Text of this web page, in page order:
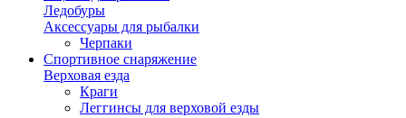
Ледобуры
Аксессуары для рыбалки
Черпаки
Спортивное снаряжение
Верховая езда
Краги
Леггинсы для верховой езды